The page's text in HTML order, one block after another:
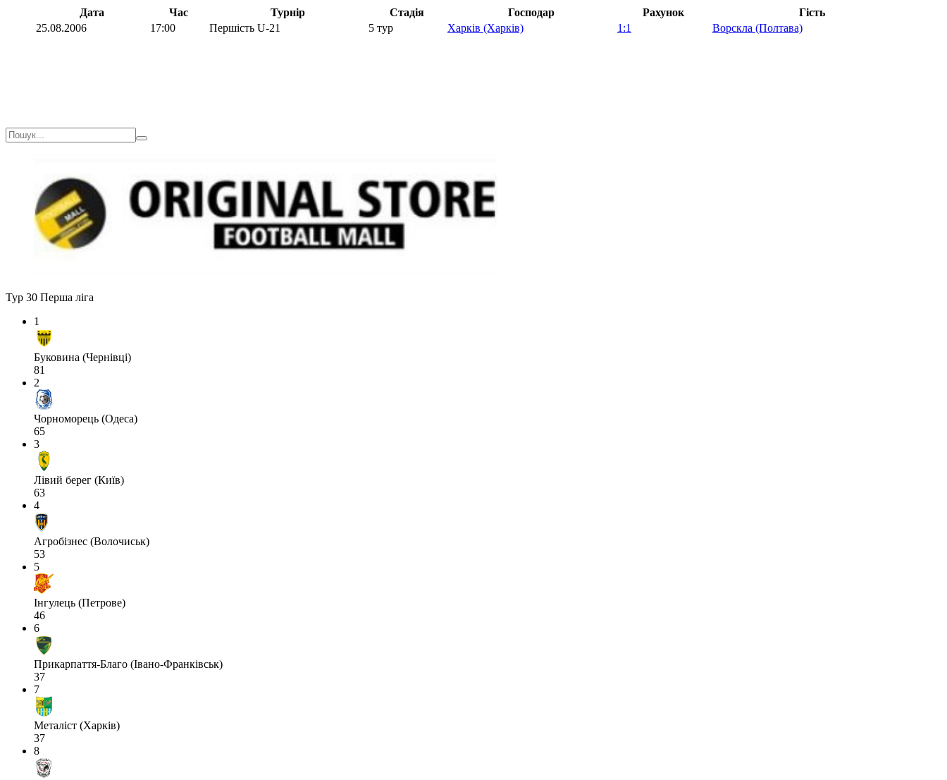
Дата Час Турнір Стадія Господар Рахунок
Гість
25.08.2006
17:00 Першість U-21 5 тур Харків (Харків) 1:1 Ворскла (Полтава)
Тур 30 Перша ліга
1
Буковина (Чернівці)
81
2
Чорноморець (Одеса)
65
3
Лівий берег (Київ)
63
4
Агробізнес (Волочиськ)
53
5
Інгулець (Петрове)
46
6
Прикарпаття-Благо (Івано-Франківськ)
37
7
Металіст (Харків)
37
8